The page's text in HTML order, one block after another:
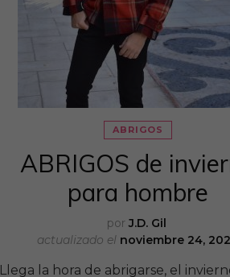
ABRIGOS
ABRIGOS de
para hombre
porJ.D. Gil
actualizado el noviembre 24,
Llega la hora de abrigarse, el